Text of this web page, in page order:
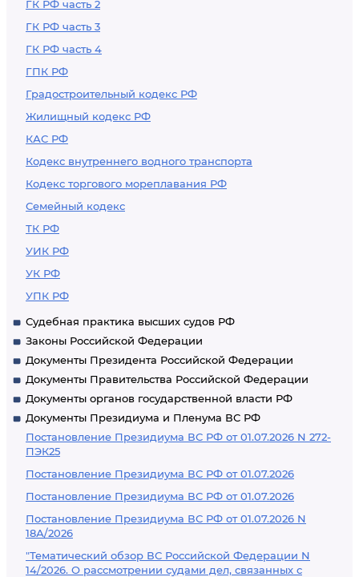
ГК РФ часть 2
ГК РФ часть 3
ГК РФ часть 4
ГПК РФ
Градостроительный кодекс РФ
Жилищный кодекс РФ
КАС РФ
Кодекс внутреннего водного транспорта
Кодекс торгового мореплавания РФ
Семейный кодекс
ТК РФ
УИК РФ
УК РФ
УПК РФ
Судебная практика высших судов РФ
Законы Российской Федерации
Документы Президента Российской Федерации
Документы Правительства Российской Федерации
Документы органов государственной власти РФ
Документы Президиума и Пленума ВС РФ
Постановление Президиума ВС РФ от 01.07.2026 N 272-
ПЭК25
Постановление Президиума ВС РФ от 01.07.2026
Постановление Президиума ВС РФ от 01.07.2026
Постановление Президиума ВС РФ от 01.07.2026 N
18А/2026
"Тематический обзор ВС Российской Федерации N
14/2026. О рассмотрении судами дел, связанных с